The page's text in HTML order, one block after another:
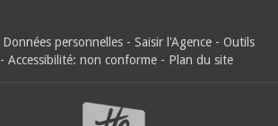
Données personnelles - Saisir l'Agence - Outils
- Accessibilité: non conforme - Plan du site